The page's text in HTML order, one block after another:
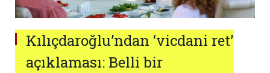
Kılıçdaroğlu’ndan ‘vicdani ret’
açıklaması: Belli bir